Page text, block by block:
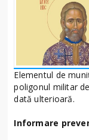
Elementul de
poligonul militar
dată ulterioară.
Informare